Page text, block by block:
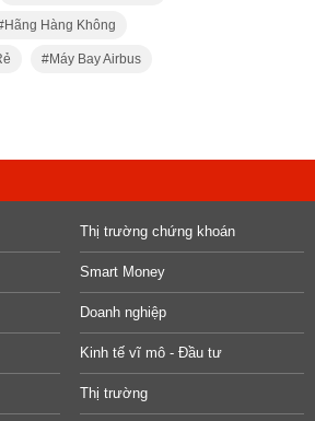
Hãng Hàng Không
Máy Bay Airbus
Thị trường chứng khoán
Smart Money
Doanh nghiệp
Kinh tế vĩ mô - Đầu tư
Thị trường